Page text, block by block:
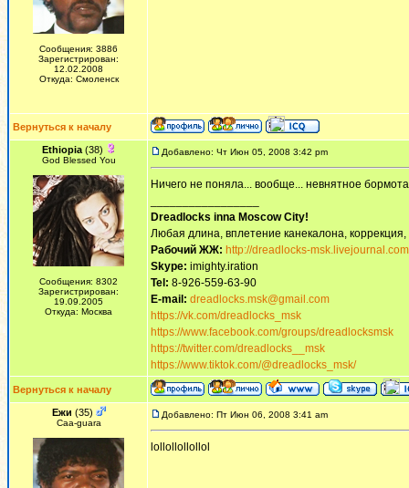
Сообщения: 3886
Зарегистрирован:
12.02.2008
Откуда: Смоленск
Вернуться к началу
Ethiopia(38)
God Blessed You
Сообщения: 8302
Зарегистрирован:
19.09.2005
Откуда: Москва
Добавлено: Чт Июн 05, 2008 3:42 pm
Ничего не поняла... вообще... невнятное
Dreadlocks inna Moscow Сity!
Любая длина, вплетение канекалона,
Рабочий ЖЖ: http://dreadlocks-
Skype: imighty.iration
Tel: 8-926-559-63-90
E-mail: dreadlocks.msk@gmail.com
https://vk.com/dreadlocks_msk
https://www.facebook.com/groups/dreadlocksmsk
https://twitter.com/dreadlocks__msk
https://www.tiktok.com/@dreadlocks_msk/
Вернуться к началу
Ежи (35)
Сaa-guara
Добавлено: Пт Июн 06, 2008 3:41 am
lollollollollol